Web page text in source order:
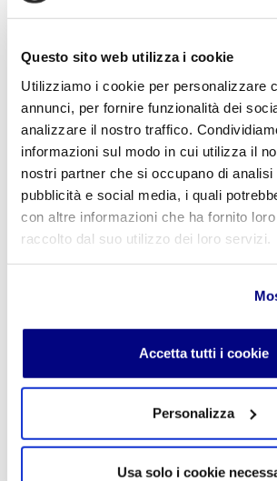
Questo sito web utilizza i cookie
Utilizziamo i cookie per personalizzare
annunci, per fornire funzionalità dei
analizzare il nostro traffico.
informazioni sul modo in cui utilizza il
nostri partner che si occupano di analisi
pubblicità e social media, i quali
con altre informazioni che ha fornito
raccolto dal suo utilizzo dei loro servizi.
Accetta tutti i cookie
Personalizza
Usa solo i cookie
L'indirizzo email non verrà pubblicato. I
Nome
E-mail*